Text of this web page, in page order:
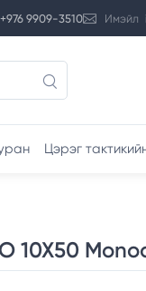
9909-3510 Имэйл
Цэрэг
10X50